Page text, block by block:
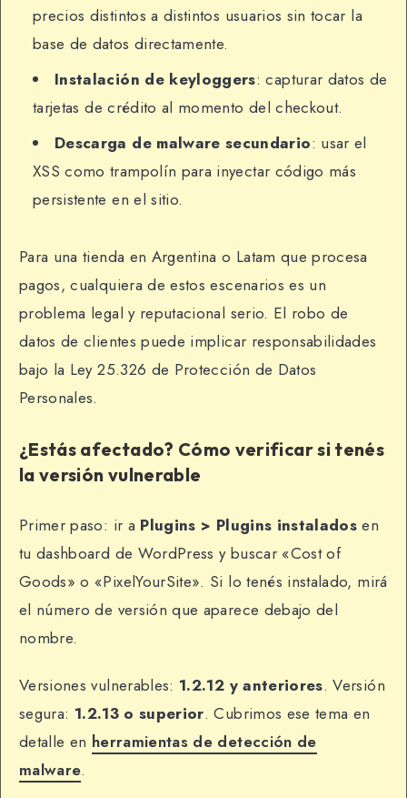
precios distintos a distintos usuarios sin tocar la
base de datos directamente.
Instalación de keyloggers: capturar datos de
tarjetas de crédito al momento del checkout.
Descarga de malware secundario: usar el
XSS como trampolín para inyectar código más
persistente en el sitio.
Para una tienda en Argentina o Latam que procesa
pagos, cualquiera de estos escenarios es un
problema legal y reputacional serio. El robo de
datos de clientes puede implicar responsabilidades
bajo la Ley 25.326 de Protección de Datos
Personales.
¿Estás afectado? Cómo verificar si tenés
la versión vulnerable
Primer paso: ir a Plugins > Plugins instalados en
tu dashboard de WordPress y buscar «Cost of
Goods» o «PixelYourSite». Si lo tenés instalado, mirá
el número de versión que aparece debajo del
nombre.
Versiones vulnerables: 1.2.12 y anteriores. Versión
segura: 1.2.13 o superior. Cubrimos ese tema en
detalle en herramientas de detección de
malware.